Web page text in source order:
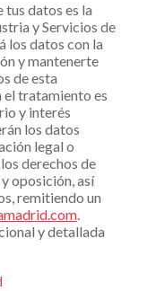
tus datos es la
y Servicios de
los datos con la
y mantenerte
de esta
tratamiento es
y interés
los datos
legal o
derechos de
oposición, así
remitiendo un
.
y detallada